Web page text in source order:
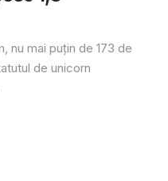
nu mai puțin de 173 de
de unicorn